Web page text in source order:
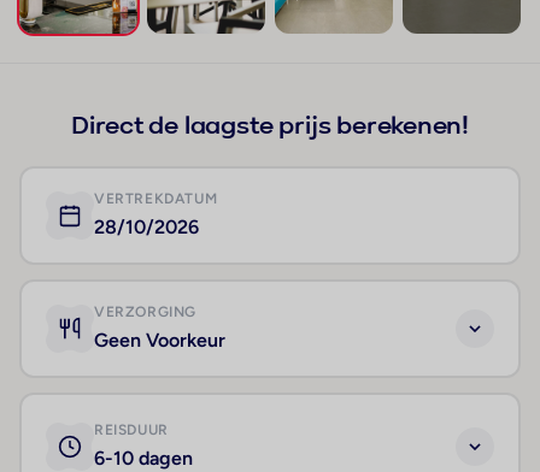
Direct de laagste prijs berekenen!
VERTREKDATUM
28/10/2026
VERZORGING
Geen Voorkeur
REISDUUR
6-10 dagen